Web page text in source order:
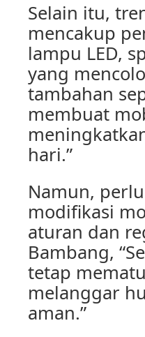
Selain itu,
mencakup
lampu LED,
yang
tambahan
membuat
hari.”
Namun,
modifikasi
aturan dan
Bambang,
tetap
melanggar
aman.”